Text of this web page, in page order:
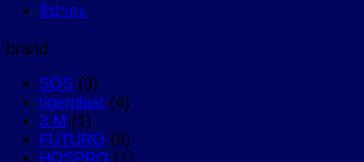
จิปาถะ
brand
SOS (3)
tigerplast (4)
3 M (1)
FUTURO (8)
HOSPRO (1)